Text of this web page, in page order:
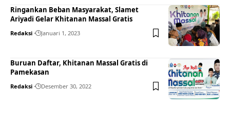
Ringankan Beban Masyarakat, Slamet
Ariyadi Gelar Khitanan Massal Gratis
Redaksi Januari 1, 2023
Buruan Daftar, Khitanan Massal Gratis di
Pamekasan
Redaksi Desember 30, 2022